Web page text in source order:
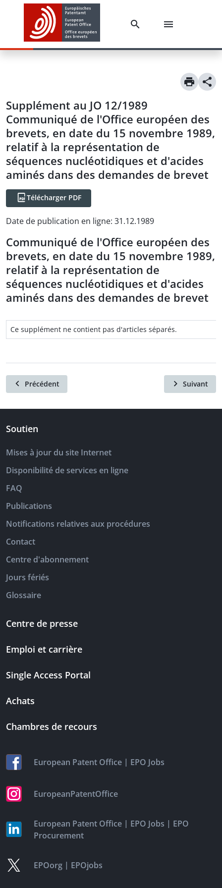
Supplément au JO 12/1989
Communiqué de l'Office européen des
brevets, en date du 15 novembre 1989,
relatif à la représentation de
séquences nucléotidiques et d'acides
aminés dans des demandes de brevet
Télécharger PDF
Date de publication en ligne: 31.12.1989
Communiqué de l'Office européen des
brevets, en date du 15 novembre 1989,
relatif à la représentation de
séquences nucléotidiques et d'acides
aminés dans des demandes de brevet
Ce supplément ne contient pas d'articles séparés.
Précédent Suivant
Soutien
Mises à jour du site Internet
Disponibilité de services en ligne
FAQ
Publications
Notifications relatives aux procédures
Contact
Centre d'abonnement
Jours fériés
Glossaire
Centre de presse
Emploi et carrière
Single Access Portal
Achats
Chambres de recours
European Patent Office | EPO Jobs
EuropeanPatentOffice
European Patent Office | EPO Jobs | EPO
Procurement
EPOorg | EPOjobs